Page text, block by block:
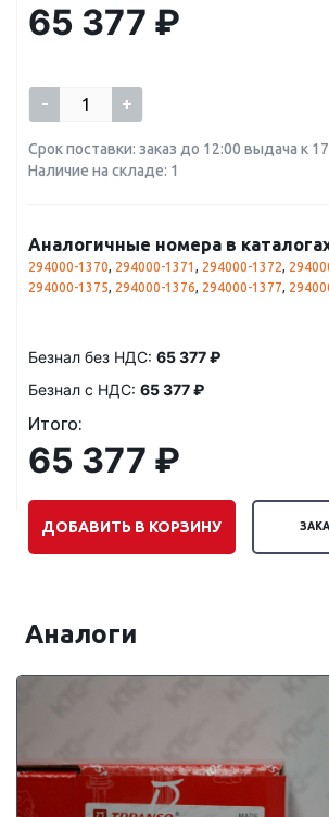
65 377 ₽
- +
Срок поставки: заказ до 12:00 выдача к
Наличие на складе: 1
Аналогичные номера в
294000-1370, 294000-1371 , 294000-1372,
294000-1375, 294000-1376, 294000-1377,
Безнал без НДС: 65 377 ₽
Безнал с НДС: 65 377 ₽
Итого:
65 377 ₽
ДОБАВИТЬ В КОРЗИНУ
Аналоги